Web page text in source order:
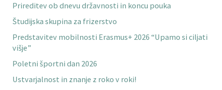
Prireditev ob dnevu državnosti in koncu pouka
Študijska skupina za frizerstvo
Predstavitev mobilnosti Erasmus+ 2026 “Upamo si ciljati
višje”
Poletni športni dan 2026
Ustvarjalnost in znanje z roko v roki!